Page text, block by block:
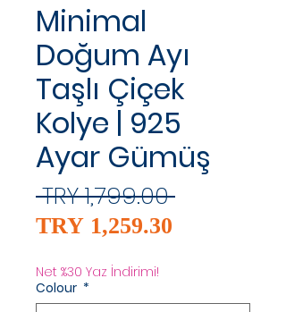
Minimal
Doğum Ayı
Taşlı Çiçek
Kolye | 925
Ayar Gümüş
TRY 1,799.00 Regular
TRY 1,259.30
Net %30 Yaz İndirimi!
Colour *